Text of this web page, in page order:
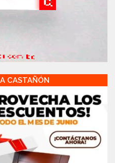
CASTAÑÓN